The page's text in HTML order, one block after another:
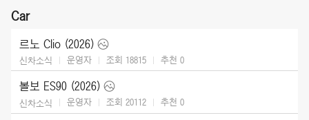
Car
르노 Clio (2026)
신차소식 운영자 조회 18815 추천 0
볼보 ES90 (2026)
신차소식 운영자 조회 20112 추천 0